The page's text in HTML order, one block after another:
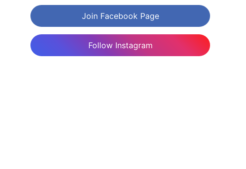
Join Facebook Page
Follow Instagram